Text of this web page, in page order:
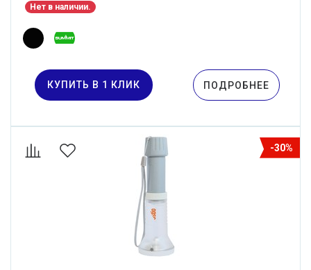
Нет в наличии.
КУПИТЬ В 1 КЛИК ПОДРОБНЕЕ
-30%